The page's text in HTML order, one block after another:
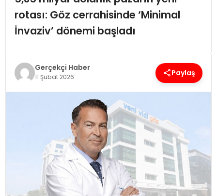
MAGAZIN
rotası: Göz cerrahisinde ‘Minimal
İnvaziv’ dönemi başladı
Gerçekçi Haber
11 Şubat 2026 Paylaş